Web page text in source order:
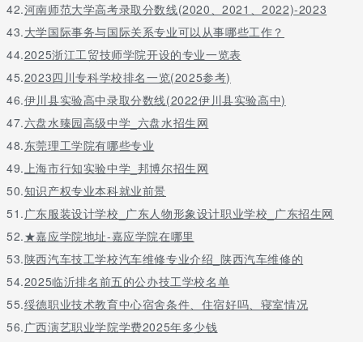
问题三：上海市二本大学有哪些 2016最新二本高校名单 1、2016
年浙江省高职招生院校，包括了浙江金融职业学院、浙江经济职业
技术学院、浙江艺术职业学院、浙江旅游职业学院等35所院校，学
2016年仍然有高职自主招生，具体招生专业可以咨询学校。
问题四：上海有哪些二本大学？ 上海二本大学排名 学校名称 录取
批次 录取线差 分数线 录取平均分
1 上海海关学院 本科二批 81 348(第二批 429
2 上海金融学院 本科二批 69 348(第二批 417
3 上海中医药大学 本科二批 68 348(第二批) 416
5 上海师范大学 本科二批 65 348(第二批 413
6 上海商学院 本科二批 56 348(第二批) 404
7 上海工程技术大学 本科二批 53 348(第二批) 401
8 上海政法学院 本科二批 50 348(第二批 398
9 上海第二工业大学 本科二批 45 348(第二批) 393
10 上海电力学院 本科二批 43 348(第二批) 391
11 上海海洋大学 本科二批 42 348(第二批) 390
42.河南师范大学高考录取分数线(2020、2021、2022)-2023
43.大学国际事务与国际关系专业可以从事哪些工作？
44.2025浙江工贸技师学院开设的专业一览表
45.2023四川专科学校排名一览(2025参考)
46.伊川县实验高中录取分数线(2022伊川县实验高中)
47.六盘水臻园高级中学_六盘水招生网
48.东莞理工学院有哪些专业
49.上海市行知实验中学_邦博尔招生网
50.知识产权专业本科就业前景
51.广东服装设计学校_广东人物形象设计职业学校_广东招生网
52.★嘉应学院地址-嘉应学院在哪里
53.陕西汽车技工学校汽车维修专业介绍_陕西汽车维修的
54.2025临沂排名前五的公办技工学校名单
55.绥德职业技术教育中心宿舍条件、住宿好吗、寝室情况
56.广西演艺职业学院学费2025年多少钱